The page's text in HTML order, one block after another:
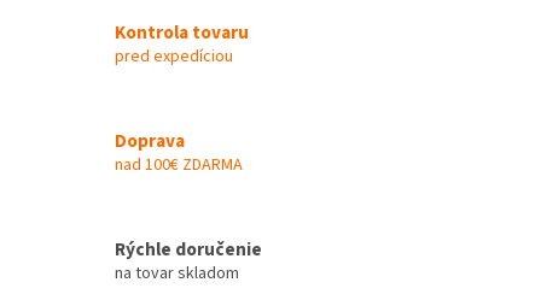
Kontrola tovaru
pred expedíciou
Doprava
nad 100€ ZDARMA
Rýchle doručenie
na tovar skladom